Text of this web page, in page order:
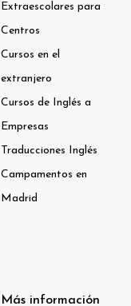
Extraescolares para
Centros
Cursos en el
extranjero
Cursos de Inglés a
Empresas
Traducciones Inglés
Campamentos en
Madrid
Más información